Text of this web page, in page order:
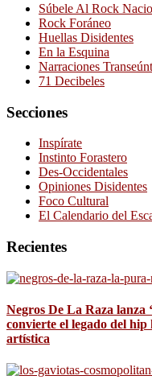
Súbele Al Rock
Rock Foráneo
Huellas Disidentes
En la Esquina
Narraciones
71 Decibeles
Secciones
Inspírate
Instinto Forastero
Des-Occidentales
Opiniones Disidentes
Foco Cultural
El Calendario del
Recientes
Negros De La Raza lanza
convierte el legado del
artística